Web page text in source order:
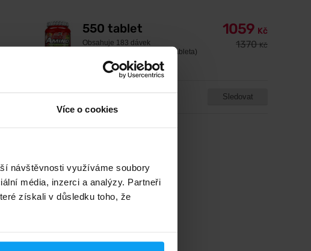
Více o cookies
návštěvnosti využíváme soubory
média, inzerci a analýzy. Partneři
získali v důsledku toho, že
550 tablet
Obsahuje 183 dávek
Jednotková cena (1,93 Kč / tableta)
1059 Kč
1370Kč
Sledovat